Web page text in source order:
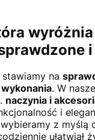
wyróżnia
i
na
. W
naczynia i
i
z myślą
ułatwiał